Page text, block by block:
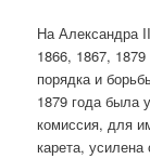
На Александра
1866, 1867,
порядка и
1879 года была
комиссия, для
карета,